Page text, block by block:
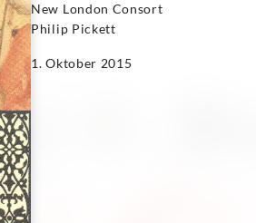
New London Consort
Philip Pickett
1. Oktober 2015